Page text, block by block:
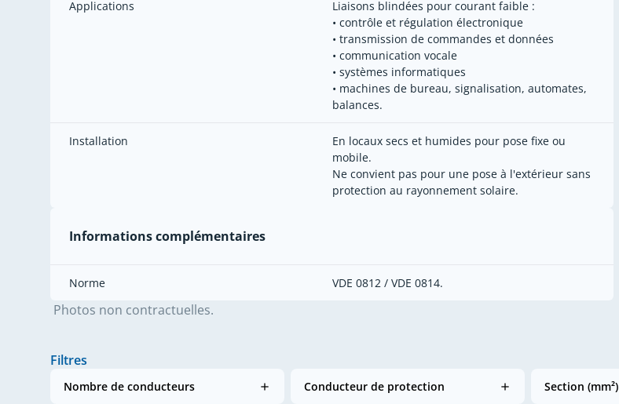
Applications
Liaisons blindées pour courant faible :
• contrôle et régulation électronique
• transmission de commandes et données
• communication vocale
• systèmes informatiques
• machines de bureau, signalisation, automates,
balances.
Installation
En locaux secs et humides pour pose fixe ou
mobile.
Ne convient pas pour une pose à l'extérieur sans
protection au rayonnement solaire.
Informations complémentaires
Norme VDE 0812 / VDE 0814.
Photos non contractuelles.
Filtres
Nombre de conducteurs Conducteur de protection Section (mm²)